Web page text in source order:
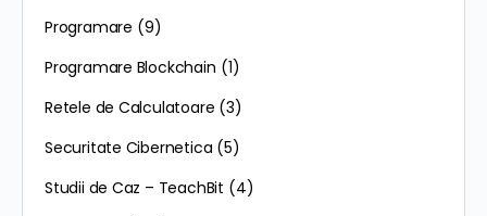
Programare (9)
Programare Blockchain (1)
Retele de Calculatoare (3)
Securitate Cibernetica (5)
Studii de Caz – TeachBit (4)